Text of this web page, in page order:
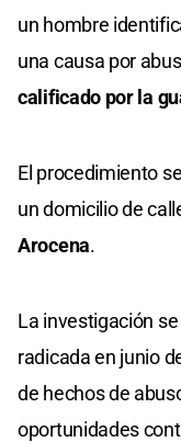
un hombre
una causa por
calificado por la
El procedimiento
un domicilio de
Arocena.
La investigación
radicada en junio
de hechos de
oportunidades